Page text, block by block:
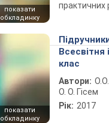
показати
обкладинку
практичних
показати
обкладинку
Всесвітня
клас
Автори:
О. О. Гісем
Рік: 2017